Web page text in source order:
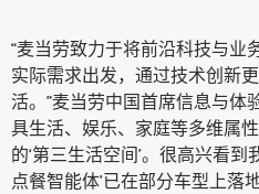
“麦当劳致力于将前沿科技与业
实际需求出发，通过技术创新
活。”麦当劳中国首席信息与体
具生活、娱乐、家庭等多维属
的‘第三生活空间’。很高兴看
点餐智能体’已在部分车型上落